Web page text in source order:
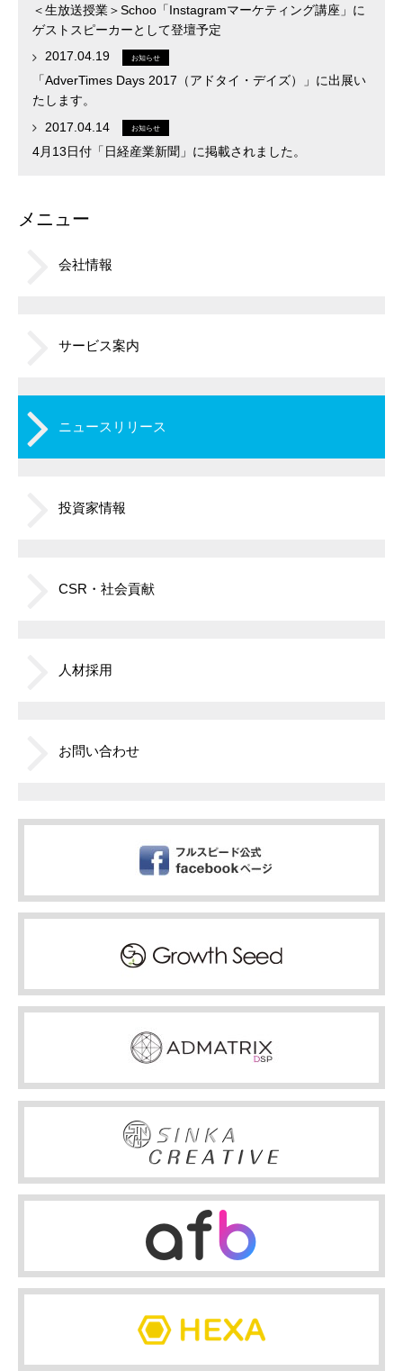
＜生放送授業＞Schoo「Instagramマーケティング講座」に
ゲストスピーカーとして登壇予定
2017.04.19
お知らせ
「AdverTimes Days 2017（アドタイ・デイズ）」に出展い
たします。
2017.04.14
お知らせ
4月13日付「日経産業新聞」に掲載されました。
メニュー
会社情報
サービス案内
ニュースリリース
投資家情報
CSR・社会貢献
人材採用
お問い合わせ